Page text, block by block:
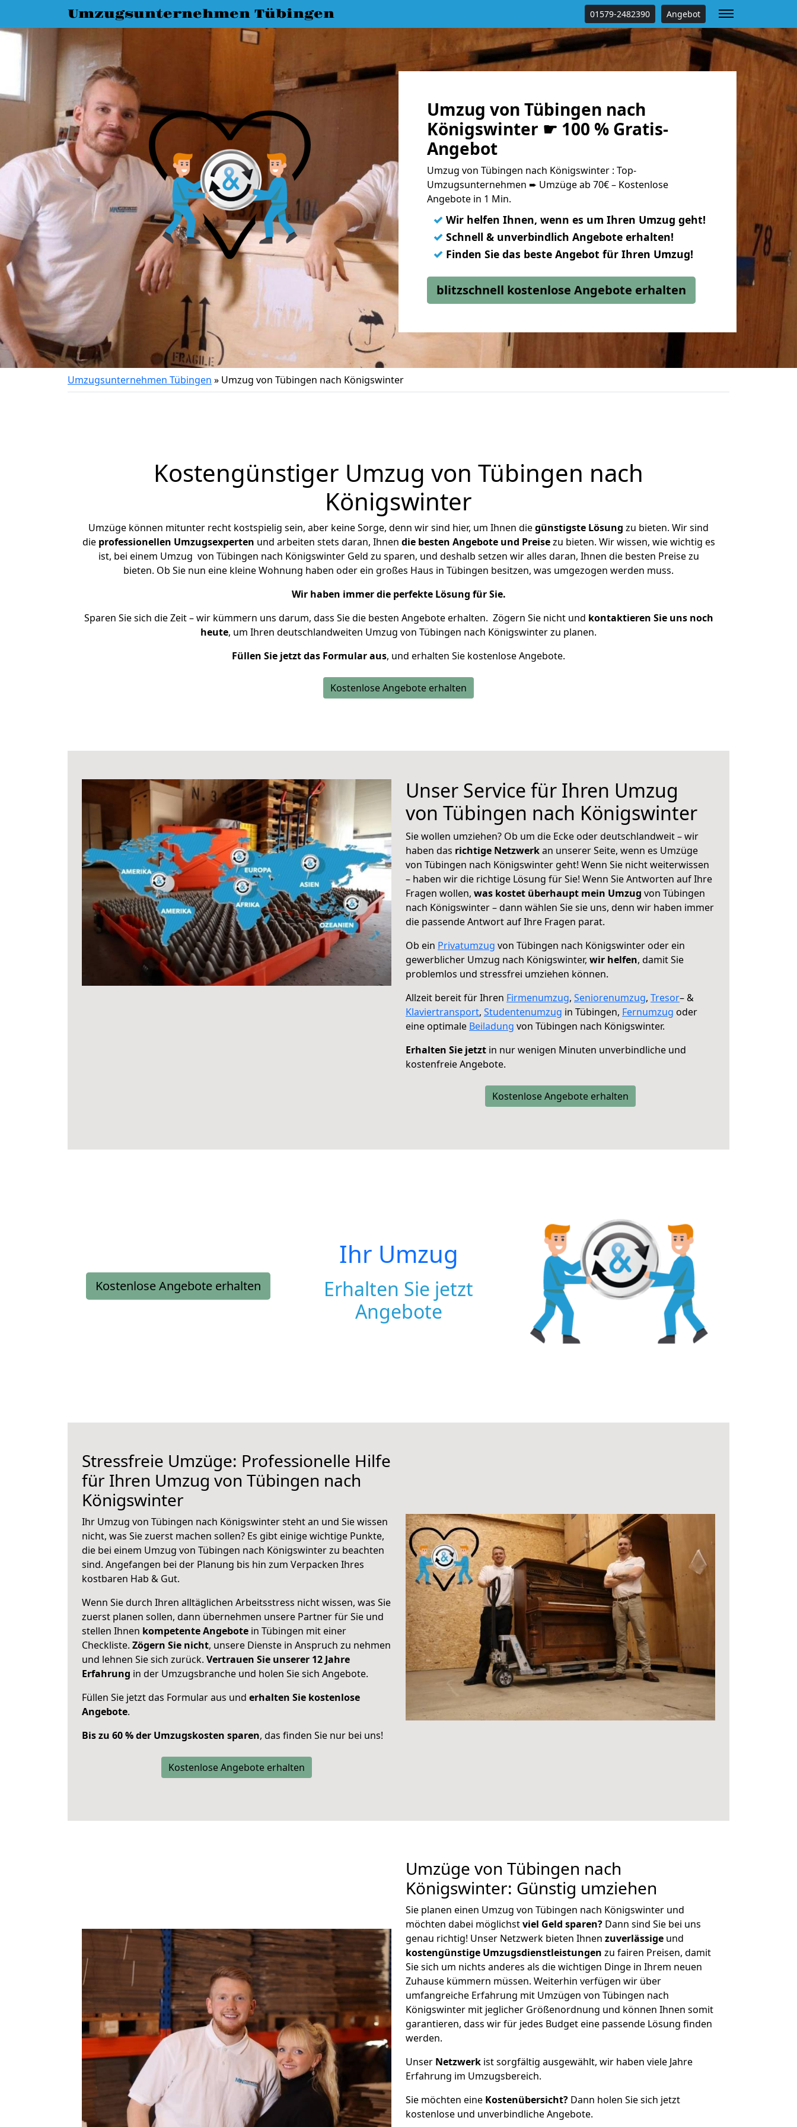
Umzugsunternehmen Tübingen 01579-2482390 Angebot
Umzug von Tübingen nach
Königswinter ☛ 100 % Gratis-
Angebot
Umzug von Tübingen nach Königswinter : Top-
Umzugsunternehmen ➨ Umzüge ab 70€ – Kostenlose
Angebote in 1 Min.
✓ Wir helfen Ihnen, wenn es um Ihren Umzug geht!
✓ Schnell & unverbindlich Angebote erhalten!
✓ Finden Sie das beste Angebot für Ihren Umzug!
blitzschnell kostenlose Angebote erhalten
Umzugsunternehmen Tübingen » Umzug von Tübingen nach Königswinter
Kostengünstiger Umzug von Tübingen nach
Königswinter
Umzüge können mitunter recht kostspielig sein, aber keine Sorge, denn wir sind hier, um Ihnen diegünstigste Lösung zu bieten. Wir sind
die professionellen Umzugsexperten und arbeiten stets daran, Ihnen die besten Angebote und Preisezu bieten. Wir wissen, wie wichtig es
ist, bei einem Umzug von Tübingen nach Königswinter Geld zu sparen, und deshalb setzen wir alles daran, Ihnen die besten Preise zu
bieten. Ob Sie nun eine kleine Wohnung haben oder ein großes Haus in Tübingen besitzen, was umgezogen werden muss.
Wir haben immer die perfekte Lösung für Sie.
Sparen Sie sich die Zeit – wir kümmern uns darum, dass Sie die besten Angebote erhalten. Zögern Sie nicht und kontaktieren Sie uns noch
heute, um Ihren deutschlandweiten Umzug von Tübingen nach Königswinter zu planen.
Füllen Sie jetzt das Formular aus, und erhalten Sie kostenlose Angebote.
Kostenlose Angebote erhalten
Unser Service für Ihren Umzug
von Tübingen nach Königswinter
Sie wollen umziehen? Ob um die Ecke oder deutschlandweit – wir
haben das richtige Netzwerkan unserer Seite, wenn es Umzüge
von Tübingen nach Königswinter geht! Wenn Sie nicht weiterwissen
– haben wir die richtige Lösung für Sie! Wenn Sie Antworten auf Ihre
Fragen wollen, was kostet überhaupt mein Umzug von Tübingen
nach Königswinter – dann wählen Sie sie uns, denn wir haben immer
die passende Antwort auf Ihre Fragen parat.
Ob ein Privatumzug von Tübingen nach Königswinter oder ein
gewerblicher Umzug nach Königswinter, wir helfen, damit Sie
problemlos und stressfrei umziehen können.
Allzeit bereit für Ihren Firmenumzug, Seniorenumzug, Tresor– &
Klaviertransport, Studentenumzug in Tübingen, Fernumzug oder
eine optimale Beiladung von Tübingen nach Königswinter.
Erhalten Sie jetzt in nur wenigen Minuten unverbindliche und
kostenfreie Angebote.
Kostenlose Angebote erhalten
Kostenlose Angebote erhalten
Ihr Umzug
Erhalten Sie jetzt
Angebote
Stressfreie Umzüge: Professionelle Hilfe
für Ihren Umzug von Tübingen nach
Königswinter
Ihr Umzug von Tübingen nach Königswinter steht an und Sie wissen
nicht, was Sie zuerst machen sollen? Es gibt einige wichtige Punkte,
die bei einem Umzug von Tübingen nach Königswinter zu beachten
sind. Angefangen bei der Planung bis hin zum Verpacken Ihres
kostbaren Hab & Gut.
Wenn Sie durch Ihren alltäglichen Arbeitsstress nicht wissen, was Sie
zuerst planen sollen, dann übernehmen unsere Partner für Sie und
stellen Ihnen kompetente Angebote in Tübingen mit einer
Checkliste. Zögern Sie nicht, unsere Dienste in Anspruch zu nehmen
und lehnen Sie sich zurück. Vertrauen Sie unserer 12 Jahre
Erfahrung in der Umzugsbranche und holen Sie sich Angebote.
Füllen Sie jetzt das Formular aus und erhalten Sie kostenlose
Angebote.
Bis zu 60 % der Umzugskosten sparen, das finden Sie nur bei uns!
Kostenlose Angebote erhalten
Umzüge von Tübingen nach
Königswinter: Günstig umziehen
Sie planen einen Umzug von Tübingen nach Königswinter und
möchten dabei möglichstviel Geld sparen? Dann sind Sie bei uns
genau richtig! Unser Netzwerk bieten Ihnen zuverlässige und
kostengünstige Umzugsdienstleistungen zu fairen Preisen, damit
Sie sich um nichts anderes als die wichtigen Dinge in Ihrem neuen
Zuhause kümmern müssen. Weiterhin verfügen wir über
umfangreiche Erfahrung mit Umzügen von Tübingen nach
Königswinter mit jeglicher Größenordnung und können Ihnen somit
garantieren, dass wir für jedes Budget eine passende Lösung finden
werden.
Unser Netzwerk ist sorgfältig ausgewählt, wir haben viele Jahre
Erfahrung im Umzugsbereich.
Sie möchten eine Kostenübersicht? Dann holen Sie sich jetzt
kostenlose und unverbindliche Angebote.